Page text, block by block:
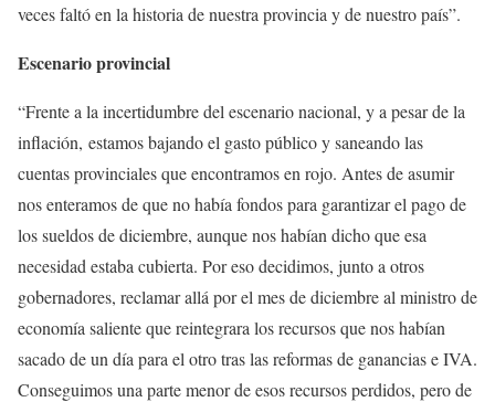
veces faltó en la historia de nuestra provincia y de nuestro país”.
Escenario provincial
“Frente a la incertidumbre del escenario nacional, y a pesar de la
inflación, estamos bajando el gasto público y saneando las
cuentas provinciales que encontramos en rojo. Antes de asumir
nos enteramos de que no había fondos para garantizar el pago de
los sueldos de diciembre, aunque nos habían dicho que esa
necesidad estaba cubierta. Por eso decidimos, junto a otros
gobernadores, reclamar allá por el mes de diciembre al ministro de
economía saliente que reintegrara los recursos que nos habían
sacado de un día para el otro tras las reformas de gananciase IVA.
Conseguimos una parte menor de esos recursos perdidos, pero de